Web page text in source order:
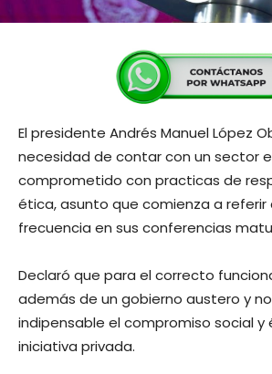
El presidente Andrés Manuel López
necesidad de contar con un sector
comprometido con practicas de
ética, asunto que comienza a referir
frecuencia en sus conferencias
Declaró que para el correcto
además de un gobierno austero y
indipensable el compromiso social y
iniciativa privada.